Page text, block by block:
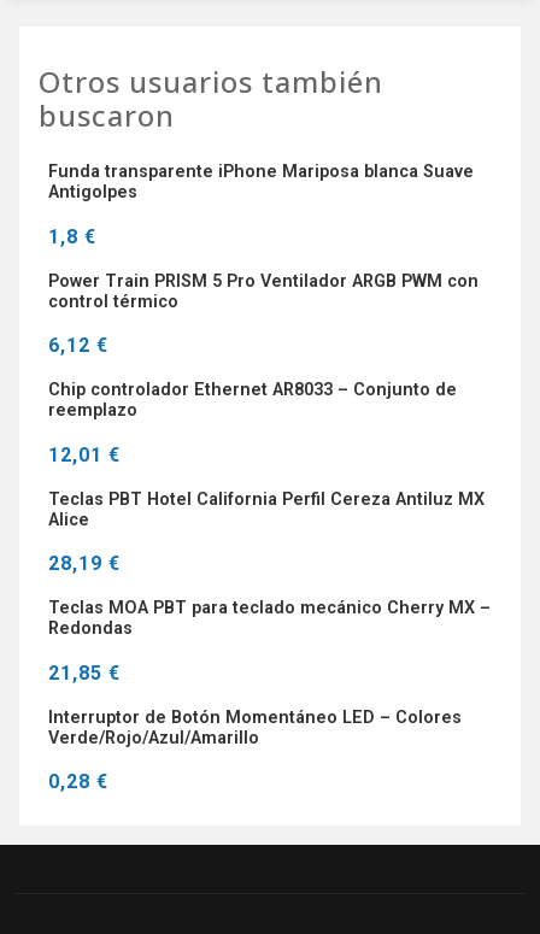
Otros usuarios también
buscaron
Funda transparente iPhone Mariposa blanca Suave
Antigolpes
1,8 €
Power Train PRISM 5 Pro Ventilador ARGB PWM con
control térmico
6,12 €
Chip controlador Ethernet AR8033 – Conjunto de
reemplazo
12,01 €
Teclas PBT Hotel California Perfil Cereza Antiluz MX
Alice
28,19 €
Teclas MOA PBT para teclado mecánico Cherry MX –
Redondas
21,85 €
Interruptor de Botón Momentáneo LED – Colores
Verde/Rojo/Azul/Amarillo
0,28 €